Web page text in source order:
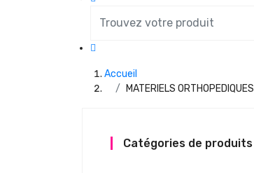
Accueil
MATERIELS ORTHOPEDIQUES
Catégories de produits